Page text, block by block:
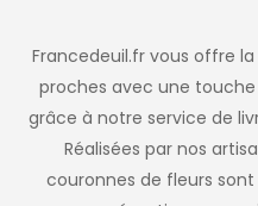
Francedeuil.fr vous offre
proches avec une
grâce à notre service de
Réalisées par nos
couronnes de fleurs